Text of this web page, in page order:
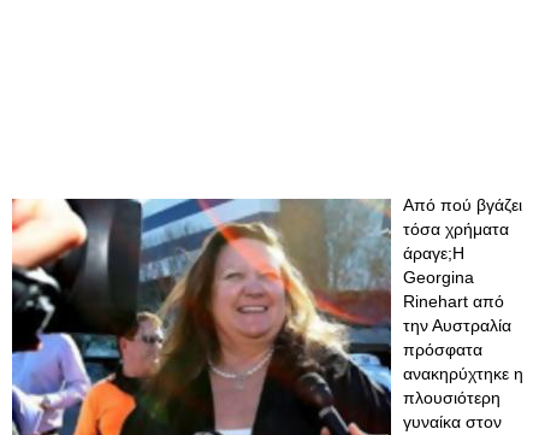
Από πού βγάζει
τόσα χρήματα
άραγε;Η
Georgina
Rinehart από
την Αυστραλία
πρόσφατα
ανακηρύχτηκε η
πλουσιότερη
γυναίκα στον